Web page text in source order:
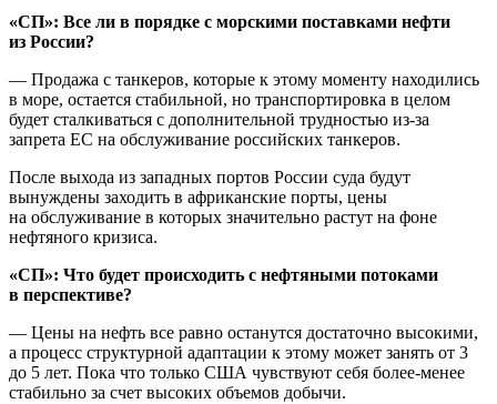
«СП»: Все ли в порядке с морскими поставками нефти
из России?
— Продажа с танкеров, которые к этому моменту находились
в море, остается стабильной, но транспортировка в целом
будет сталкиваться с дополнительной трудностью из-за
запрета ЕС на обслуживание российских танкеров.
После выхода из западных портов России суда будут
вынуждены заходить в африканские порты, цены
на обслуживание в которых значительно растут на фоне
нефтяного кризиса.
«СП»: Что будет происходить с нефтяными потоками
в перспективе?
— Цены на нефть все равно останутся достаточно высокими,
а процесс структурной адаптации к этому может занять от 3
до 5 лет. Пока что только США чувствуют себя более-менее
стабильно за счет высоких объемов добычи.